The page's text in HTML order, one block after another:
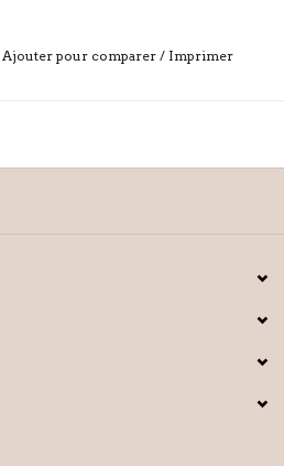
Ajouter pour comparer / Imprimer